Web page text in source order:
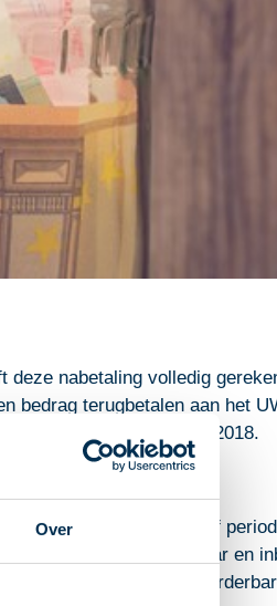
Over
deze nabetaling volledig
bedrag terugbetalen aan het
jaren 2007 tot en met 2018.
jaren. Loon of
geworden of vorderbaar en
dus weliswaar een